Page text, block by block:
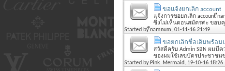
ขอแจ้งยกเลิก account
แจ้งการขอยกเลิก account
ซึ่งไม่เห็นตอนสมัครค่ะ ขอบ
Started byืnamnum, 01-11-16 21:49
ขอยกเลิกชื่อเดิมพร้อม
สวัสดีครับ Admin SBN ผมมี
ของผมใช้เลขบัตรประชาชน
Started by Pink_Mermaid, 19-10-16 18:26